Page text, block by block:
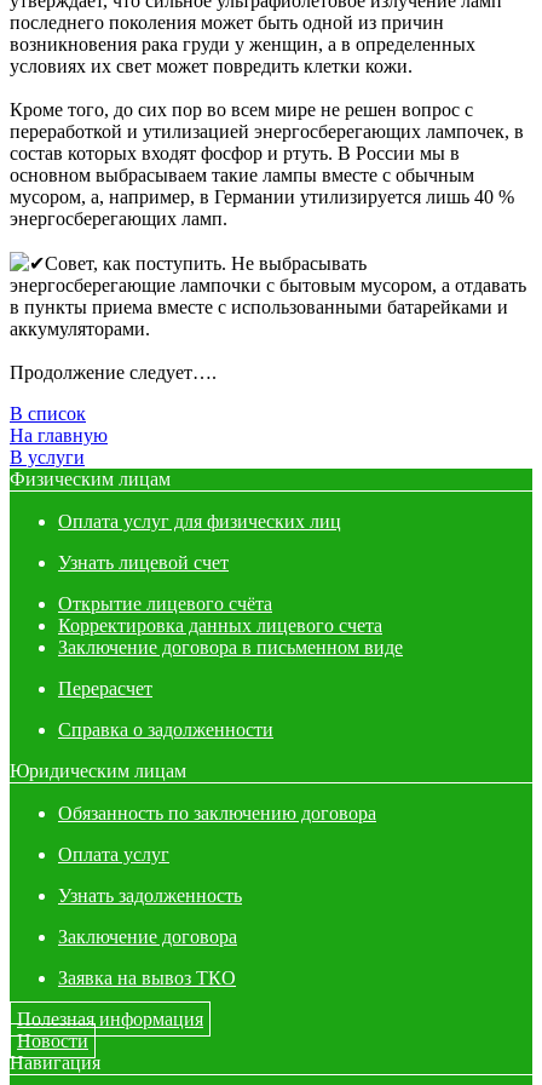
последнего поколения может быть одной из причин
возникновения рака груди у женщин, а в определенных
условиях их свет может повредить клетки кожи.
Кроме того, до сих пор во всем мире не решен вопрос с
переработкой и утилизацией энергосберегающих лампочек, в
состав которых входят фосфор и ртуть. В России мы в
основном выбрасываем такие лампы вместе с обычным
мусором, а, например, в Германии утилизируется лишь 40 %
энергосберегающих ламп.
Совет, как поступить. Не выбрасывать
энергосберегающие лампочки с бытовым мусором, а отдавать
в пункты приема вместе с использованными батарейками и
аккумуляторами.
Продолжение следует….
В список
На главную
В услуги
Физическим лицам
Оплата услуг для физических лиц
Узнать лицевой счет
Открытие лицевого счёта
Корректировка данных лицевого счета
Заключение договора в письменном виде
Перерасчет
Справка о задолженности
Юридическим лицам
Обязанность по заключению договора
Оплата услуг
Узнать задолженность
Заключение договора
Заявка на вывоз ТКО
Полезная информация
Новости
Навигация